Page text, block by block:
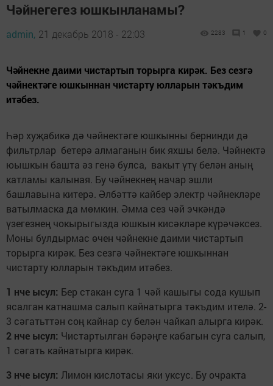
Чәйнегегез юшкынланамы?
admin, 21 декабрь 2018 - 22:03 2283 1 0
Чәйнекне даими чистартып торырга кирәк. Без сезгә
чәйнектәге юшкыннан чистарту юлларын тәкъдим
итәбез.
Һәр хуҗабикә дә чәйнектәге юшкынны бернинди дә
фильтрлар бетерә алмаганын бик яхшы белә. Чәйнектә
юышкын башта әз генә булса, вакыт үтү белән аның
катламы калыная. Бу чәйнекнең начар эшли
башлавына китерә. Әлбәттә кайбер электр чәйнекләре
ватылмаска да мөмкин. Әмма сез чәй эчкәндә
үзегезнең чокырыгызда юшкын кисәкләре күрәчәксез.
Моны булдырмас өчен чәйнекне даими чистартып
торырга кирәк. Без сезгә чәйнектәге юшкыннан
чистарту юлларын тәкъдим итәбез.
1 нче ысул: Бер стакан суга 1 чәй кашыгы сода кушып
ясалган катнашма салып кайнатырга тәкъдим ителә. 2-
3 сәгатьттән соң кайнар су белән чайкап алырга кирәк.
2 нче ысул: Чистартылган бәрәңге кабагын суга салып,
1 сәгать кайнатырга кирәк.
3 нче ысул: Лимон кислотасы яки уксус. Бу очракта